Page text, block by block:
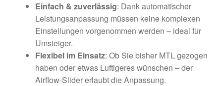
Einfach & zuverlässig: Dank automatischer
Leistungsanpassung müssen keine komplexen
Einstellungen vorgenommen werden – ideal für
Umsteiger.
Flexibel im Einsatz: Ob Sie bisher MTL gezogen
haben oder etwas Luftigeres wünschen – der
Airflow-Slider erlaubt die Anpassung.